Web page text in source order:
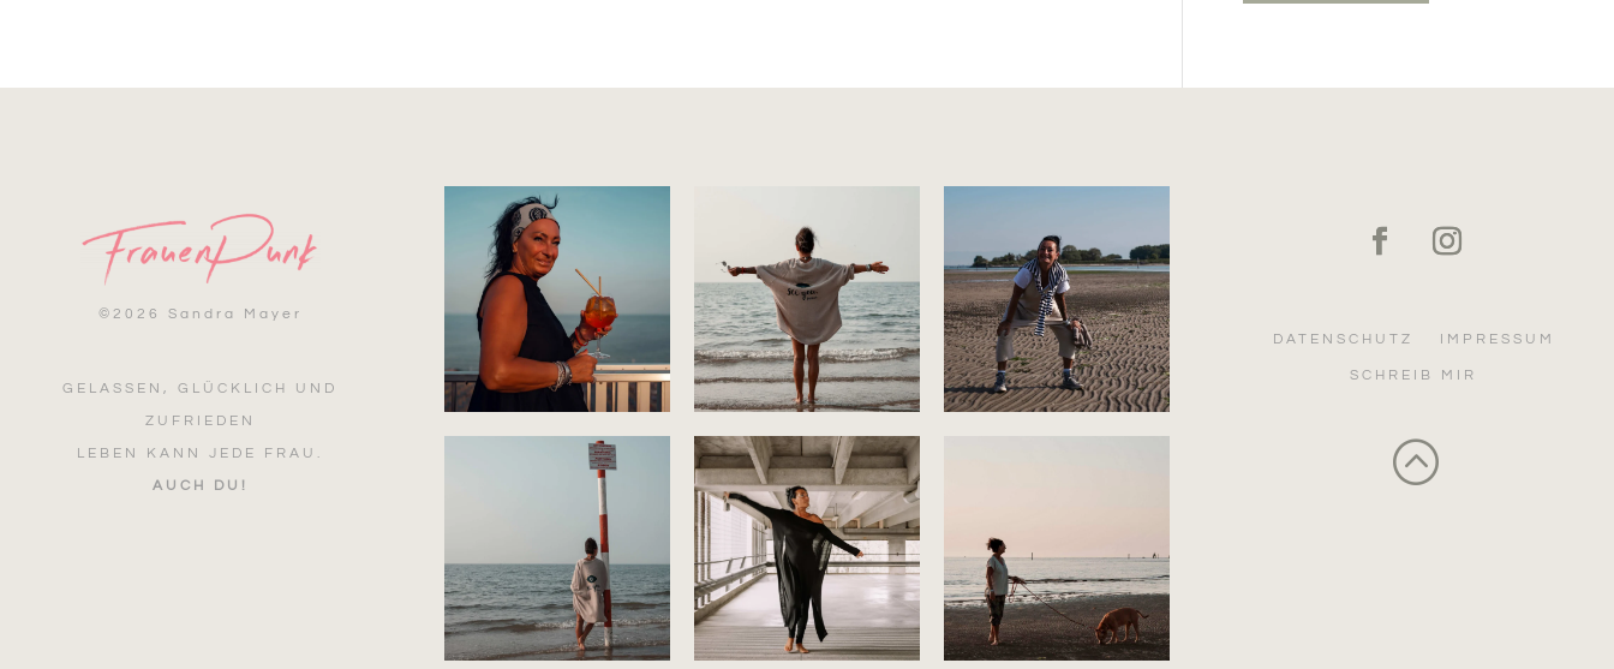
© 2026 Sandra Mayer
GELASSEN, GLÜCKLICH UND
ZUFRIEDEN
LEBEN KANN JEDE FRAU.
AUCH DU!
DATENSCHUTZ IMPRESSUM
SCHREIB MIR
: